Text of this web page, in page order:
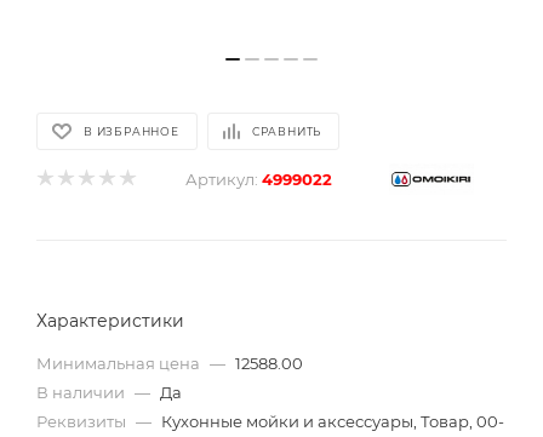
В ИЗБРАННОЕ СРАВНИТЬ
Артикул: 4999022
Характеристики
Минимальная цена — 12588.00
В наличии — Да
Реквизиты — Кухонные мойки и аксессуары, Товар, 00-